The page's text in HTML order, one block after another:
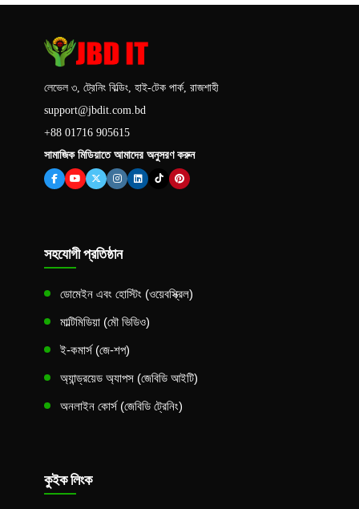
লেভেল ৩, ট্রেনিং বিল্ডিং, হাই-টেক পার্ক, রাজশাহী
support@jbdit.com.bd
+88 01716 905615
সামাজিক মিডিয়াতে আমাদের অনুসরণ করুন
সহযোগী প্রতিষ্ঠান
ডোমেইন এবং হোস্টিং (ওয়েবস্ক্রিল)
মাল্টিমিডিয়া (মৌ ভিডিও)
ই-কমার্স (জে-শপ)
অ্যান্ড্রয়েড অ্যাপস (জেবিডি আইটি)
অনলাইন কোর্স (জেবিডি ট্রেনিং)
কুইক লিংক